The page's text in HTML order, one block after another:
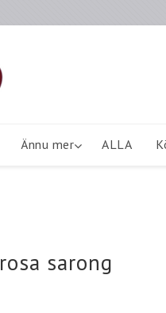
Ännu mer ALLA
sarong